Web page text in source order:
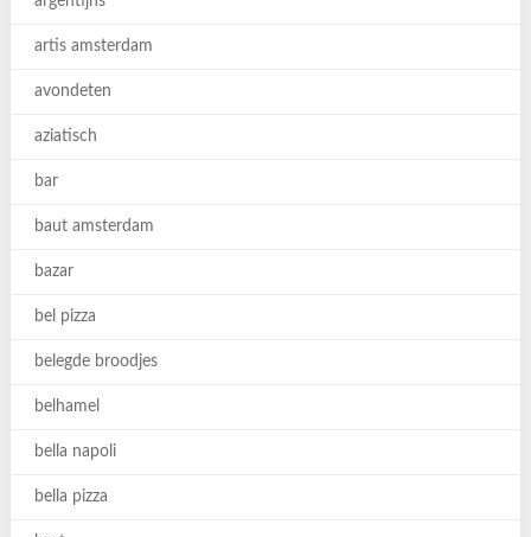
artis amsterdam
avondeten
aziatisch
bar
baut amsterdam
bazar
bel pizza
belegde broodjes
belhamel
bella napoli
bella pizza